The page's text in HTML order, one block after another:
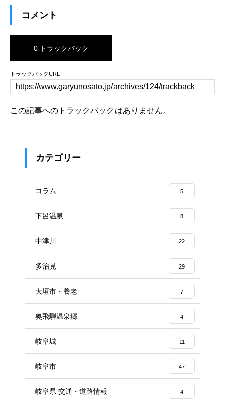
コメント
0 トラックバック
トラックバックURL
この記事へのトラックバックはありません。
カテゴリー
コラム 5
下呂温泉 8
中津川 22
多治見 29
大垣市・養老 7
奥飛騨温泉郷 4
岐阜城 11
岐阜市 47
岐阜県 交通・道路情報 4